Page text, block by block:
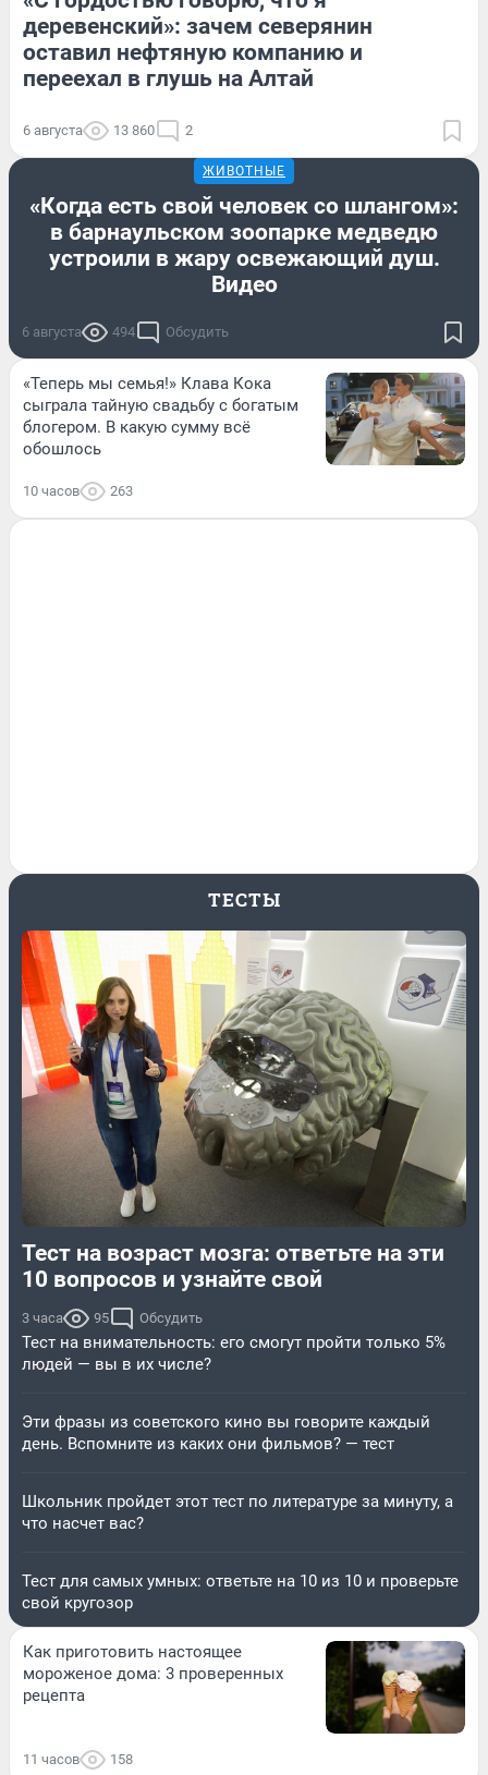
деревенский»: зачем северянин
оставил нефтяную компанию и
переехал в глушь на Алтай
6 августа 13 860 2
ЖИВОТНЫЕ
«Когда есть свой человек со шлангом»:
в барнаульском зоопарке медведю
устроили в жару освежающий душ.
Видео
6 августа 494 Обсудить
«Теперь мы семья!» Клава Кока
сыграла тайную свадьбу с богатым
блогером. В какую сумму всё
обошлось
10 часов 263
ТЕСТЫ
Тест на возраст мозга: ответьте на эти
10 вопросов и узнайте свой
3 часа 95 Обсудить
Тест на внимательность: его смогут пройти только 5%
людей — вы в их числе?
Эти фразы из советского кино вы говорите каждый
день. Вспомните из каких они фильмов? — тест
Школьник пройдет этот тест по литературе за минуту, а
что насчет вас?
Тест для самых умных: ответьте на 10 из 10 и проверьте
свой кругозор
Как приготовить настоящее
мороженое дома: 3 проверенных
рецепта
11 часов 158